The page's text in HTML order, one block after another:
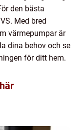
den bästa
Med bred
värmepumpar är
dina behov och se
för ditt hem.